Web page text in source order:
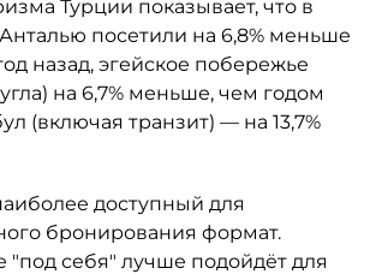
Турции показывает, что в
посетили на 6,8% меньше
назад, эгейское побережье
на 6,7% меньше, чем годом
(включая транзит) — на 13,7%
доступный для
бронирования формат.
"под себя" лучше подойдёт для